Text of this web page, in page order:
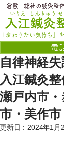
入江鍼灸
いりえ
電
せ
しんきゅう
「変わりたい気持ち」
倉敷・総社の鍼灸整
自律神経失
入江鍼灸整
瀬戸内市
市・美作市
更新日： 2024年1月